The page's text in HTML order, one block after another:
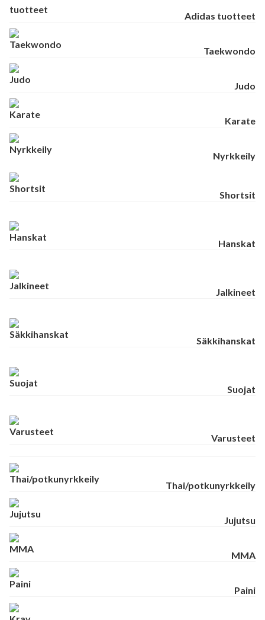
Adidas tuotteet
Taekwondo
Judo
Karate
Nyrkkeily
Shortsit
Hanskat
Jalkineet
Säkkihanskat
Suojat
Varusteet
Thai/potkunyrkkeily
Jujutsu
MMA
Paini